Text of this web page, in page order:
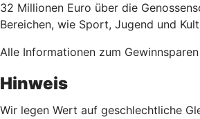
32 Millionen Euro über die
Bereichen, wie Sport, Jugend und
Alle Informationen zum
Hinweis
Wir legen Wert auf geschlechtliche